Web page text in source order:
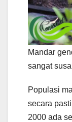
Mandar
sangat
Populasi
secara
2000 ada